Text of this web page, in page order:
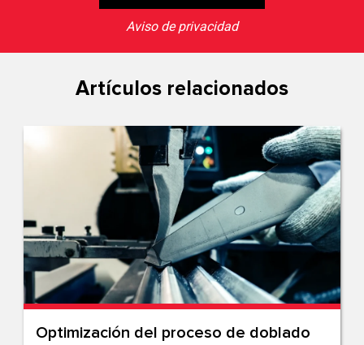
Aviso de privacidad
Artículos relacionados
Optimización del proceso de doblado